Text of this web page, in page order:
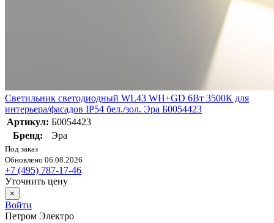
Светильник светодиодный WL43 WH+GD 6Вт 3500К для
интерьера/фасадов IP54 бел./зол. Эра Б0054423
Артикул: Б0054423
Бренд:
Эра
Под заказ
Обновлено 06.08.2026
+7 (495) 787-17-46
Уточнить цену
×
Войти
Петром Электро